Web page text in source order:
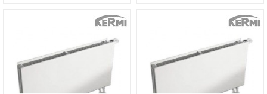
DO KOŠÍKA DO KOŠÍKA